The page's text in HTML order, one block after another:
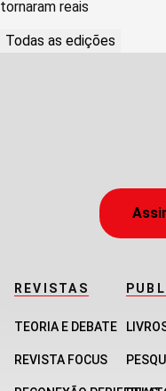
tornaram reais
Todas as edições
REVISTAS
TEORIA E DEBATE
REVISTA FOCUS